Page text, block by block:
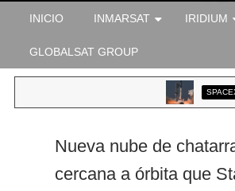
INICIO INMARSAT IRIDIUM
GLOBALSAT GROUP
SPACEX
Nueva nube de
cercana a órbita que